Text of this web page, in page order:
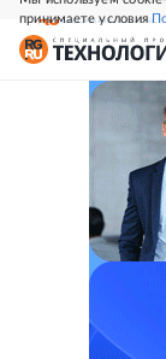
принимаете условия
СВЕЖИЙ НОМЕР